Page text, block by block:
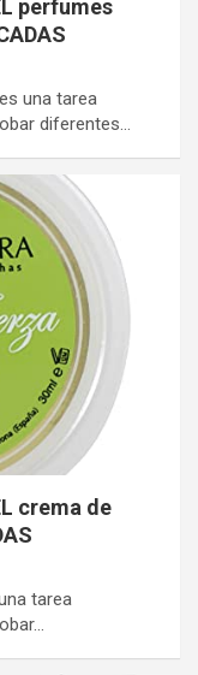
perfumes
una tarea
diferentes…
crema de
tarea